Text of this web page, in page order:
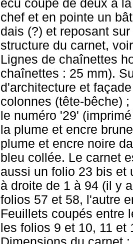
écu coupé de deux à
chef et en pointe un
dais (?) et reposant
structure du carnet,
Lignes de chaînettes
chaînettes : 25 mm).
d'architecture et
colonnes (tête-bêche)
le numéro '29'
la plume et encre
plume et encre noire
bleu collée. Le carnet
aussi un folio 23 bis et
à droite de 1 à 94 (il y
folios 57 et 58, l'autre
Feuillets coupés entre
les folios 9 et 10, 11